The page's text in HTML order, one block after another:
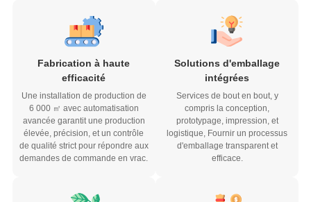
Fabrication à haute
efficacité
Une installation de production de
6 000 ㎡ avec automatisation
avancée garantit une production
élevée, précision, et un contrôle
de qualité strict pour répondre aux
demandes de commande en vrac.
Solutions d'emballage
intégrées
Services de bout en bout, y
compris la conception,
prototypage, impression, et
logistique, Fournir un processus
d'emballage transparent et
efficace.